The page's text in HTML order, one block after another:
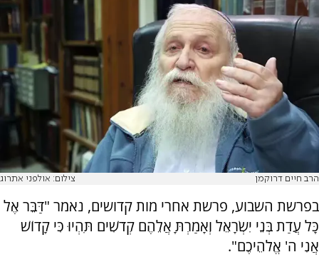
הרב חיים דרוקמן צילום: אולפני אתרוג
בפרשת השבוע, פרשת אחרי מות קדושים, נאמר "דַּבֵּר אֶל
כָּל עֲדַת בְּנֵי יִשְׂרָאֵל וְאָמַרְתָּ אֲלֵהֶם קְדֹשִׁים תִּהְיוּ כִּי קָדוֹשׁ
אֲנִי ה' אֱלֹהֵיכֶם".